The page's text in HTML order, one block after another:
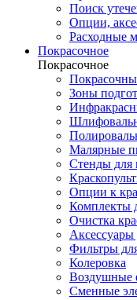
Поиск
Опции,
Расходные
Покрасочное
Покрасочное
Зоны
Малярные
Стенды для
Опции к
Комплекты
Очистка
Фильтры
Колеровка
Воздушные
Сменные